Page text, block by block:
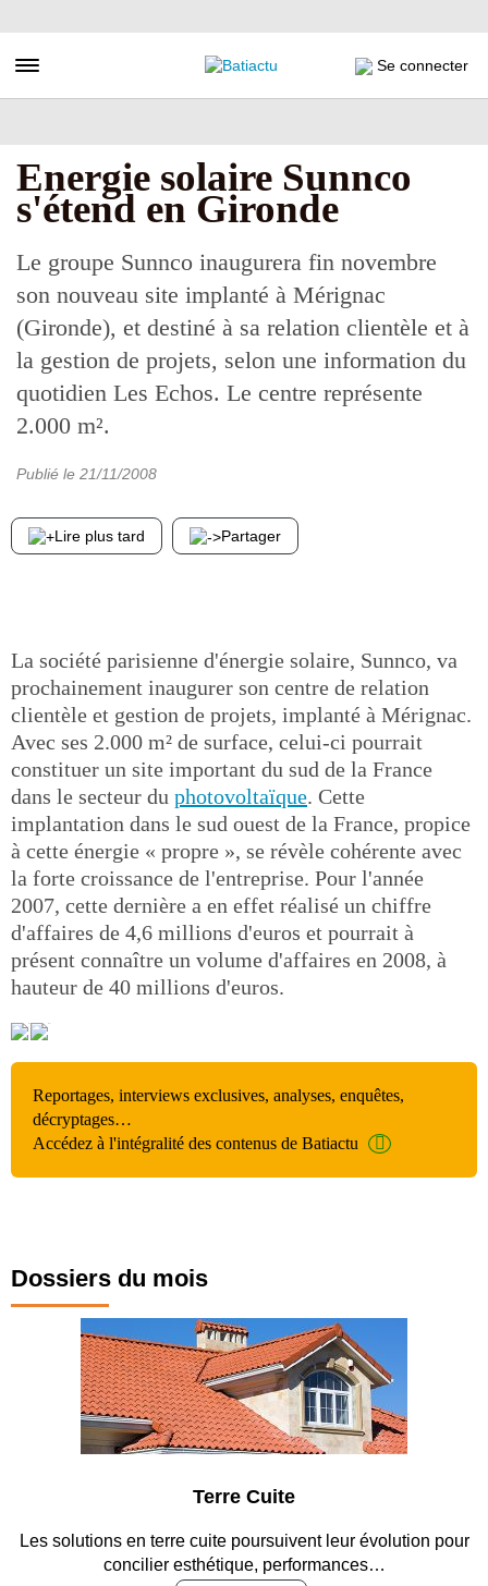
au
principal
Toggle navigation Se connecter
Energie solaire Sunnco
s'étend en Gironde
Le groupe Sunnco inaugurera fin novembre
son nouveau site implanté à Mérignac
(Gironde), et destiné à sa relation clientèle et à
la gestion de projets, selon une information du
quotidien Les Echos. Le centre représente
2.000 m².
Publié le 21/11/2008
Lire plus tard Partager
La société parisienne d'énergie solaire, Sunnco, va
prochainement inaugurer son centre de relation
clientèle et gestion de projets, implanté à Mérignac.
Avec ses 2.000 m² de surface, celui-ci pourrait
constituer un site important du sud de la France
dans le secteur du photovoltaïque. Cette
implantation dans le sud ouest de la France, propice
à cette énergie « propre », se révèle cohérente avec
la forte croissance de l'entreprise. Pour l'année
2007, cette dernière a en effet réalisé un chiffre
d'affaires de 4,6 millions d'euros et pourrait à
présent connaître un volume d'affaires en 2008, à
hauteur de 40 millions d'euros.
Reportages, interviews exclusives, analyses, enquêtes,
décryptages…
Accédez à l'intégralité des contenus de Batiactu
Dossiers du mois
Terre Cuite
Les solutions en terre cuite poursuivent leur évolution pour
concilier esthétique, performances…